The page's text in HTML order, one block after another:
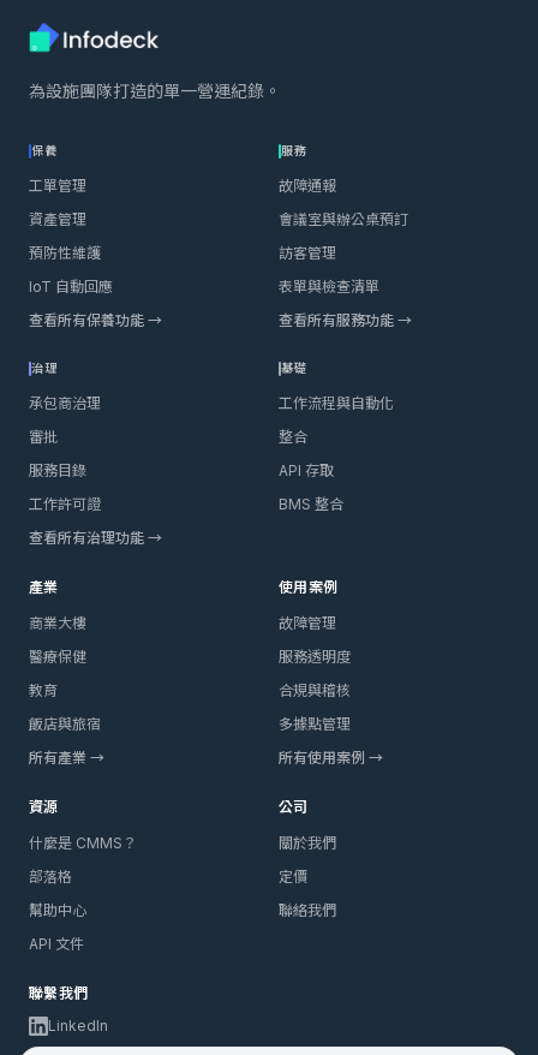
為設施團隊打造的單一營運紀錄。
保養
工單管理
資產管理
預防性維護
IoT 自動回應
查看所有保養功能 →
服務
故障通報
會議室與辦公桌預訂
訪客管理
表單與檢查清單
查看所有服務功能 →
治理
承包商治理
審批
服務目錄
工作許可證
查看所有治理功能 →
基礎
工作流程與自動化
整合
API 存取
BMS 整合
產業
商業大樓
醫療保健
教育
飯店與旅宿
所有產業 →
使用案例
故障管理
服務透明度
合規與稽核
多據點管理
所有使用案例 →
資源
什麼是 CMMS？
部落格
幫助中心
API 文件
公司
關於我們
定價
聯絡我們
聯繫我們
LinkedIn